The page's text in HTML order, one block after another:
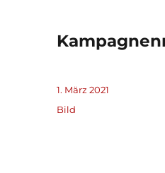
Veröffentlicht
am
1. März 2021
Format
Bild